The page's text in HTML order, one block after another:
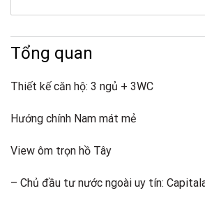
Tổng quan
Thiết kế căn hộ: 3 ngủ + 3WC
Hướng chính Nam mát mẻ
View ôm trọn hồ Tây
– Chủ đầu tư nước ngoài uy tín: